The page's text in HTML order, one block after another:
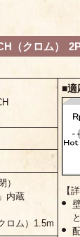
（クロム）
■適
【
）
内蔵
ロム）1.5m